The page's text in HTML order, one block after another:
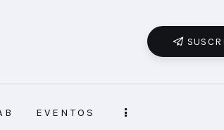
EVENTOS